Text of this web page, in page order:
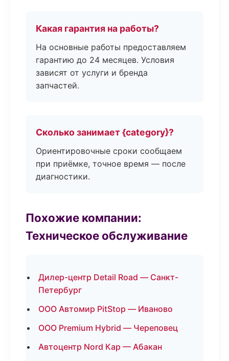
Какая гарантия на работы?
На основные работы предоставляем
гарантию до 24 месяцев. Условия
зависят от услуги и бренда
запчастей.
Сколько занимает {category}?
Ориентировочные сроки сообщаем
при приёмке, точное время — после
диагностики.
Похожие компании:
Техническое обслуживание
Дилер-центр Detail Road — Санкт-
Петербург
ООО Автомир PitStop — Иваново
ООО Premium Hybrid — Череповец
Автоцентр Nord Кар — Абакан